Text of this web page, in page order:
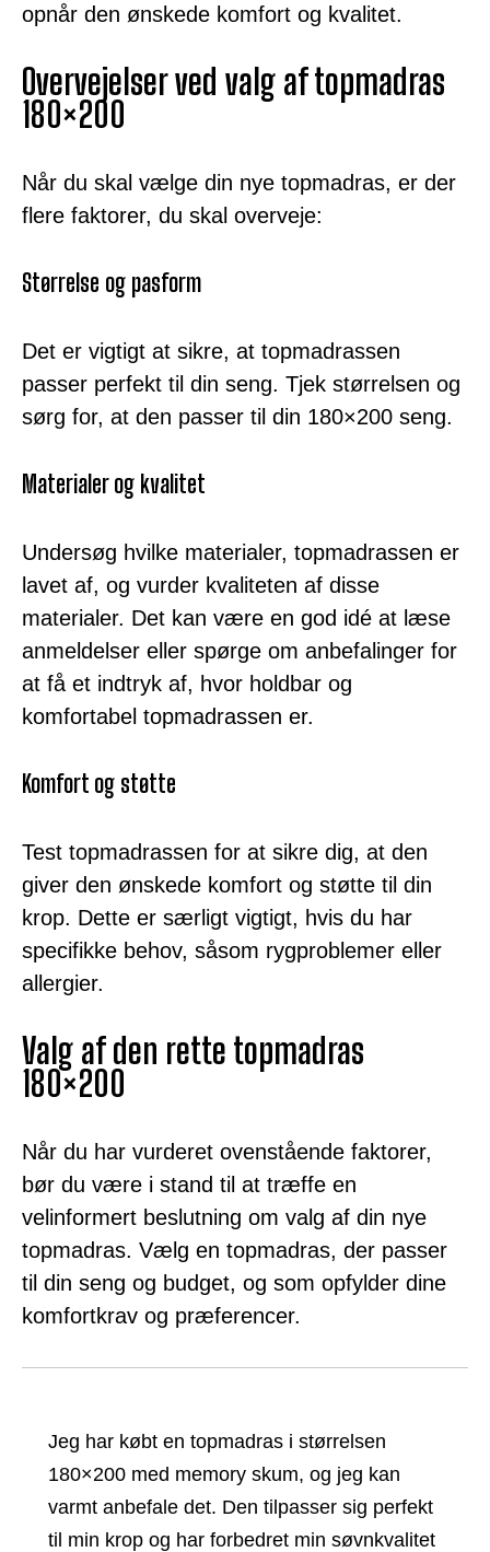
opnår den ønskede komfort og kvalitet.
Overvejelser ved valg af topmadras
180×200
Når du skal vælge din nye topmadras, er der
flere faktorer, du skal overveje:
Størrelse og pasform
Det er vigtigt at sikre, at topmadrassen
passer perfekt til din seng. Tjek størrelsen og
sørg for, at den passer til din 180×200 seng.
Materialer og kvalitet
Undersøg hvilke materialer, topmadrassen er
lavet af, og vurder kvaliteten af disse
materialer. Det kan være en god idé at læse
anmeldelser eller spørge om anbefalinger for
at få et indtryk af, hvor holdbar og
komfortabel topmadrassen er.
Komfort og støtte
Test topmadrassen for at sikre dig, at den
giver den ønskede komfort og støtte til din
krop. Dette er særligt vigtigt, hvis du har
specifikke behov, såsom rygproblemer eller
allergier.
Valg af den rette topmadras
180×200
Når du har vurderet ovenstående faktorer,
bør du være i stand til at træffe en
velinformert beslutning om valg af din nye
topmadras. Vælg en topmadras, der passer
til din seng og budget, og som opfylder dine
komfortkrav og præferencer.
Jeg har købt en topmadras i størrelsen
180×200 med memory skum, og jeg kan
varmt anbefale det. Den tilpasser sig perfekt
til min krop og har forbedret min søvnkvalitet